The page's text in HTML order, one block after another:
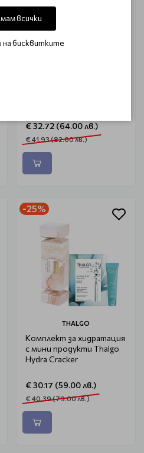
€ 32.72 (64.00 лв.)
€ 41.93 (82.00 лв.)
-25%
THALGO
Комплект за хидратация
с мини продукти Thalgo
Hydra Cracker
€ 30.17 (59.00 лв.)
€ 40.39 (79.00 лв.)
всички
на бисквитките